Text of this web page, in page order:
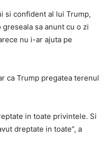
si confident al lui Trump,
sa anunt cu o zi
nu i-ar ajuta pe
ca Trump pregatea terenul
in toate privintele. Si
dreptate in toate”, a